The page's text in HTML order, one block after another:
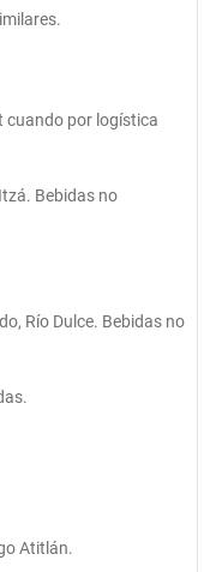
cuando por logística
Bebidas no
Río Dulce. Bebidas no
Atitlán.